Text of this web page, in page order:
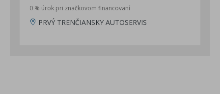
0 % úrok pri značkovom financovaní
PRVÝ TRENČIANSKY AUTOSERVIS